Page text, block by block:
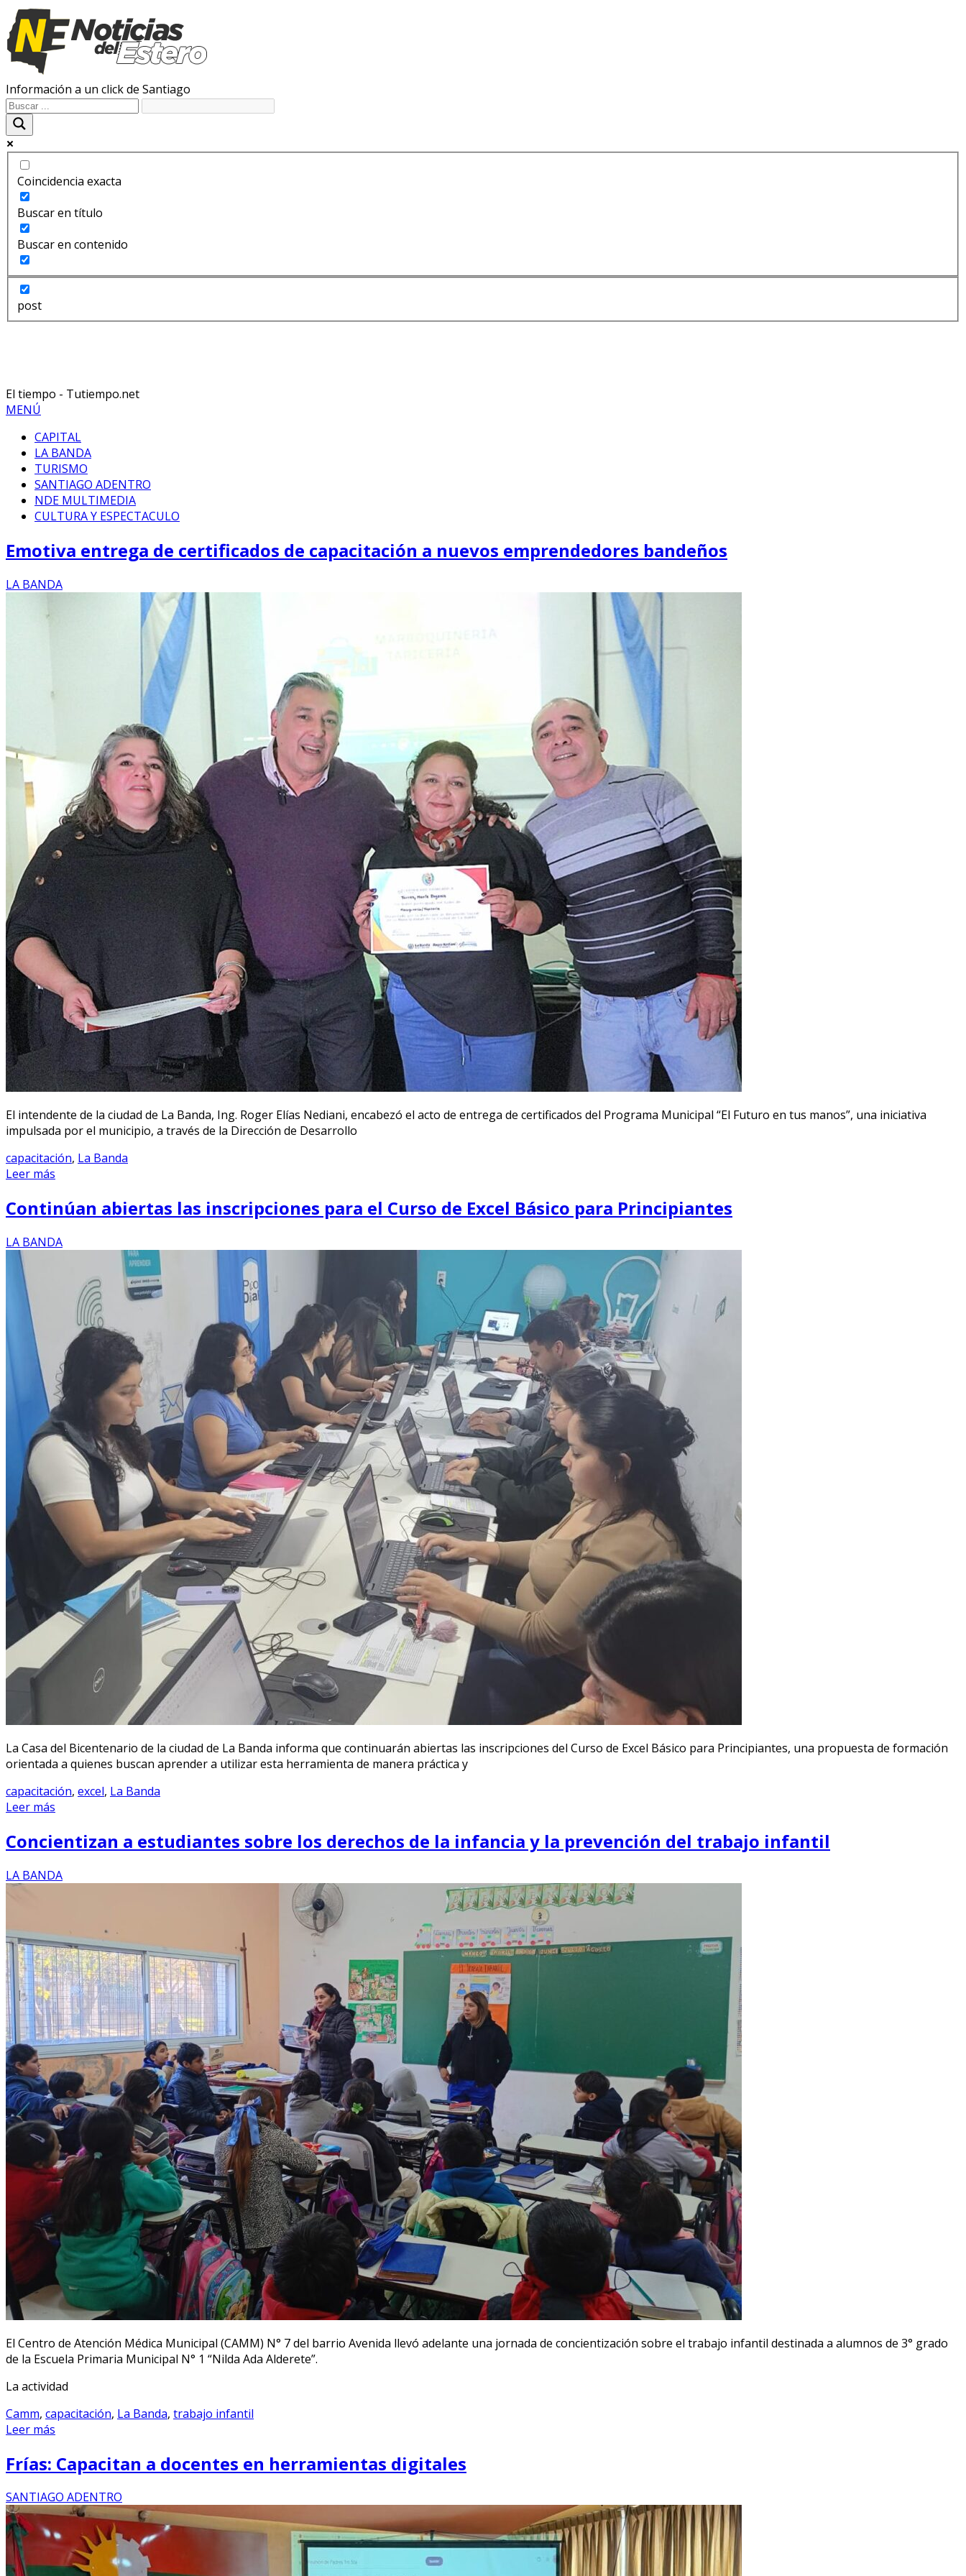
Información a un click de Santiago
Coincidencia exacta
Buscar en título
Buscar en contenido
post
El tiempo - Tutiempo.net
MENÚ
CAPITAL
LA BANDA
TURISMO
SANTIAGO ADENTRO
NDE MULTIMEDIA
CULTURA Y ESPECTACULO
Emotiva entrega de certificados de capacitación a nuevos emprendedores bandeños
LA BANDA
El intendente de la ciudad de La Banda, Ing. Roger Elías Nediani, encabezó el acto de entrega de certificados del Programa Municipal “El Futuro en tus manos”, una iniciativa
impulsada por el municipio, a través de la Dirección de Desarrollo
capacitación, La Banda
Leer más
Continúan abiertas las inscripciones para el Curso de Excel Básico para Principiantes
LA BANDA
La Casa del Bicentenario de la ciudad de La Banda informa que continuarán abiertas las inscripciones del Curso de Excel Básico para Principiantes, una propuesta de formación
orientada a quienes buscan aprender a utilizar esta herramienta de manera práctica y
capacitación, excel, La Banda
Leer más
Concientizan a estudiantes sobre los derechos de la infancia y la prevención del trabajo infantil
LA BANDA
El Centro de Atención Médica Municipal (CAMM) N° 7 del barrio Avenida llevó adelante una jornada de concientización sobre el trabajo infantil destinada a alumnos de 3° grado
de la Escuela Primaria Municipal N° 1 “Nilda Ada Alderete”.
La actividad
Camm, capacitación, La Banda, trabajo infantil
Leer más
Frías: Capacitan a docentes en herramientas digitales
SANTIAGO ADENTRO